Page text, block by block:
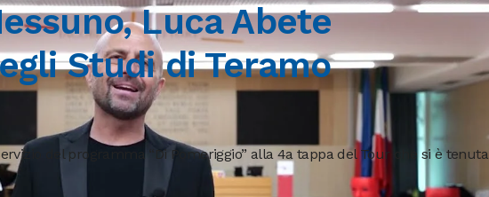
Luca Abete
Studi di Teramo
del programma “Di Pomeriggio” alla 4a tappa del Tour che si è tenuta